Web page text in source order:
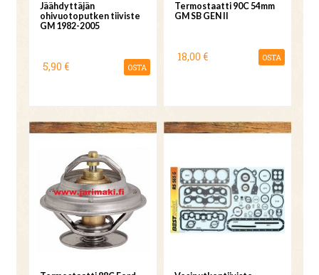
Jäähdyttäjän
ohivuotoputken tiiviste
GM 1982-2005
5,90 € OSTA
Termostaatti 90C 54mm
GM SB GEN II
18,00 € OSTA